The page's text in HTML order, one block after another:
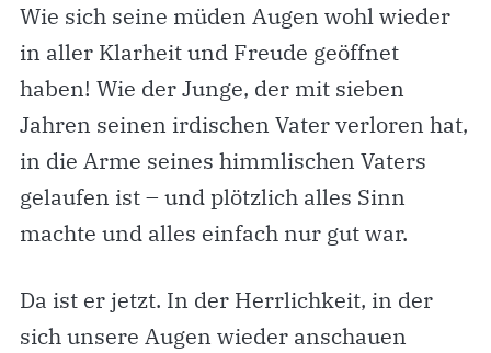
Wie sich seine müden Augen wohl wieder
in aller Klarheit und Freude geöffnet
haben! Wie der Junge, der mit sieben
Jahren seinen irdischen Vater verloren hat,
in die Arme seines himmlischen Vaters
gelaufen ist – und plötzlich alles Sinn
machte und alles einfach nur gut war.
Da ist er jetzt. In der Herrlichkeit, in der
sich unsere Augen wieder anschauen